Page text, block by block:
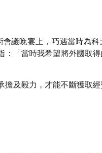
議晚宴上，巧遇當時為
「當時我希望將外國取
及毅力，才能不斷獲取